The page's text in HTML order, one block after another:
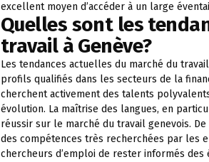
excellent moyen d’accéder à un large
Quelles sont les
travail à Genève?
Les tendances actuelles du marché du
profils qualifiés dans les secteurs de la
cherchent activement des talents
évolution. La maîtrise des langues, en
réussir sur le marché du travail genevois.
des compétences très recherchées par les
chercheurs d’emploi de rester informés